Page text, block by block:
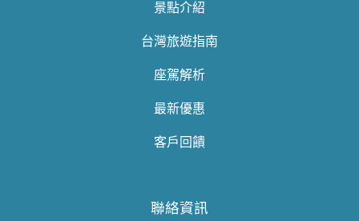
景點介紹
台灣旅遊指南
座駕解析
最新優惠
客戶回饋
聯絡資訊